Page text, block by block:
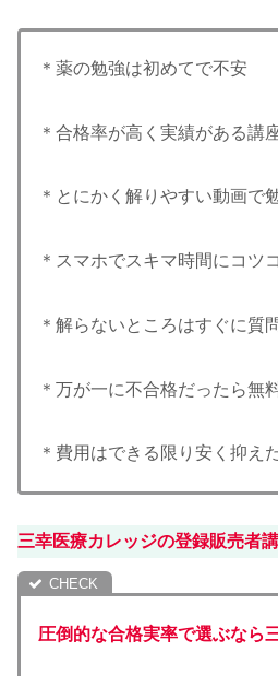
＊薬の勉強は初めてで不安
＊合格率が高く実績がある講
＊とにかく解りやすい動画で
＊スマホでスキマ時間にコツ
＊解らないところはすぐに質
＊万が一に不合格だったら無
＊費用はできる限り安く抑え
三幸医療カレッジの登録販売者
圧倒的な合格実率で選ぶなら